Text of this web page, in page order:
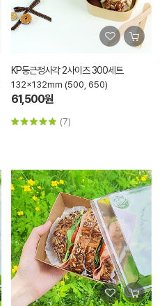
KP둥근정사각 2사이즈 300세트
132x132mm (500, 650)
61,500원
(7)